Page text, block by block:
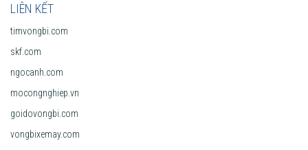
LIÊN KẾT
timvongbi.com
skf.com
ngocanh.com
mocongnghiep.vn
goidovongbi.com
vongbixemay.com